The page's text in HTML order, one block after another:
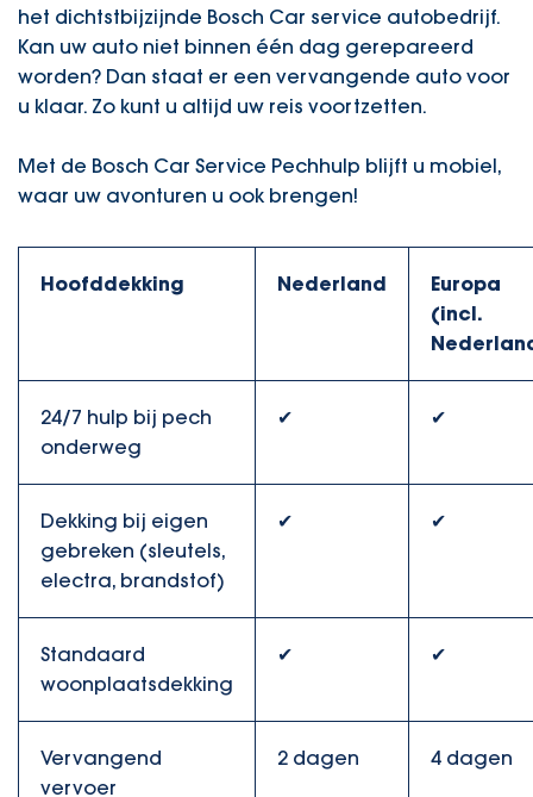
het dichtstbijzijnde Bosch Car service autobedrijf.
Kan uw auto niet binnen één dag gerepareerd
worden? Dan staat er een vervangende auto voor
u klaar. Zo kunt u altijd uw reis voortzetten.
Met de Bosch Car Service Pechhulp blijft u mobiel,
waar uw avonturen u ook brengen!
Hoofddekking Nederland
Europa
(incl.
24/7 hulp bij pech
onderweg
✔ ✔
Dekking bij eigen
gebreken (sleutels,
electra, brandstof)
✔ ✔
Standaard
woonplaatsdekking
✔ ✔
Vervangend
vervoer
2 dagen 4 dagen